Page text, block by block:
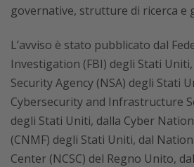
governative, strutture di ricerca e
L’avviso è stato pubblicato dal
Investigation (FBI) degli Stati
Security Agency (NSA) degli Stati
Cybersecurity and Infrastructure
degli Stati Uniti, dalla Cyber
(CNMF) degli Stati Uniti, dal
Center (NCSC) del Regno Unito,